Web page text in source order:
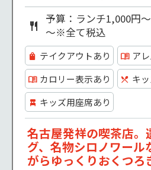
予算：ランチ1,000円
～※全て税込
テイクアウトあり
ア
カロリー表示あり
キ
キッズ用座席あり
名古屋発祥の喫茶店。
グ、名物シロノワール
がらゆっくりおくつろ